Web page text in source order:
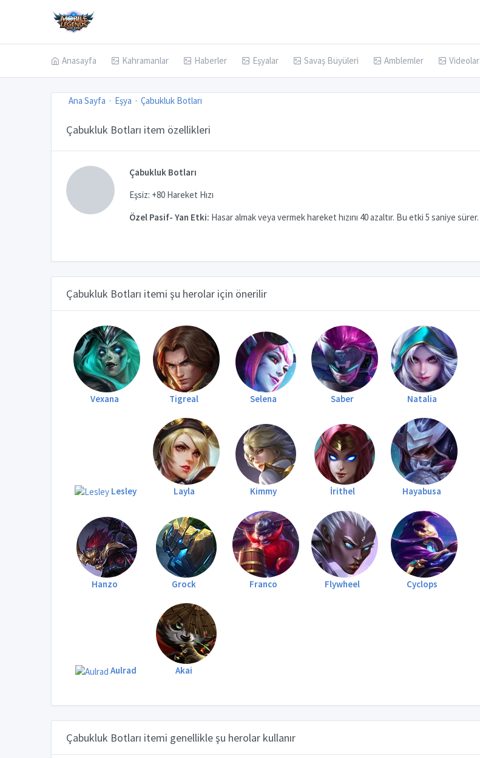
Anasayfa Kahramanlar Haberler Eşyalar Savaş Büyüleri Amblemler Videolar
Ana Sayfa Eşya Çabukluk Botları
Çabukluk Botları item özellikleri
Çabukluk Botları
Eşsiz: +80 Hareket Hızı
Özel Pasif- Yan Etki: Hasar almak veya vermek hareket hızını 40 azaltır. Bu etki 5 saniye sürer.
Çabukluk Botları itemi şu herolar için önerilir
Vexana Tigreal Selena Saber Natalia
Lesley Layla Kimmy İrithel Hayabusa
Hanzo Grock Franco Flywheel Cyclops
Aulrad Akai
Çabukluk Botları itemi genellikle şu herolar kullanır